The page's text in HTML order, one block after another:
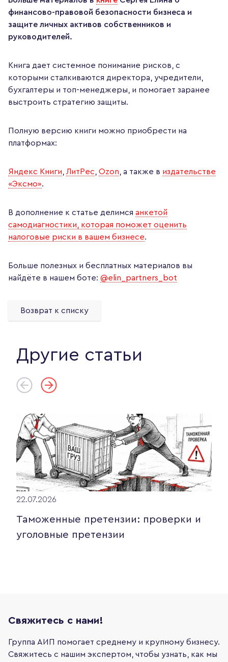
финансово-правовой безопасности бизнеса и
защите личных активов собственников и
руководителей.
Книга дает системное понимание рисков, с
которыми сталкиваются директора, учредители,
бухгалтеры и топ-менеджеры, и помогает заранее
выстроить стратегию защиты.
Полную версию книги можно приобрести на
платформах:
Яндекс Книги, ЛитРес, Ozon, а также в издательстве
«Эксмо».
В дополнение к статье делимся анкетой
самодиагностики, которая поможет оценить
налоговые риски в вашем бизнесе.
Больше полезных и бесплатных материалов вы
найдёте в нашем боте: @elin_partners_bot
Возврат к списку
Другие статьи
22.07.2026
Таможенные претензии: проверки и
уголовные претензии
Свяжитесь с нами!
Группа АИП помогает среднему и крупному бизнесу.
Свяжитесь с нашим экспертом, чтобы узнать, как мы